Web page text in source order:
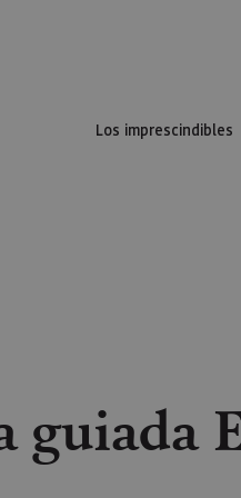
Los imprescindibles
guiada